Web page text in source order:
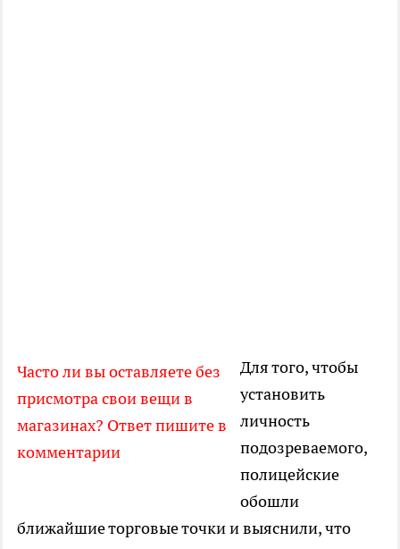
Часто ли вы оставляете без
присмотра свои вещи в
магазинах? Ответ пишите в
комментарии
Для того, чтобы
установить
личность
подозреваемого,
полицейские
обошли
ближайшие торговые точки и выяснили, что